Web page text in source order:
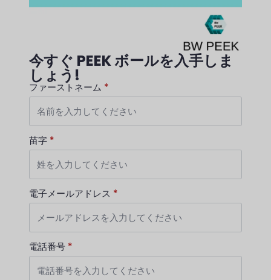
今すぐ PEEK ボールを入手しま
しょう!
ファーストネーム *
苗字 *
電子メールアドレス *
電話番号 *